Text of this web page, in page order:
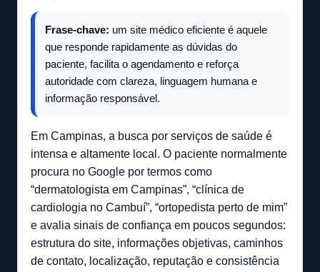
Frase-chave: um site médico eficiente é aquele
que responde rapidamente as dúvidas do
paciente, facilita o agendamento e reforça
autoridade com clareza, linguagem humana e
informação responsável.
Em Campinas, a busca por serviços de saúde é
intensa e altamente local. O paciente normalmente
procura no Google por termos como
“dermatologista em Campinas”, “clínica de
cardiologia no Cambuí”, “ortopedista perto de mim”
e avalia sinais de confiança em poucos segundos:
estrutura do site, informações objetivas, caminhos
de contato, localização, reputação e consistência